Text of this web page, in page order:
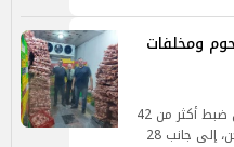
من اللحوم ومخلفات
تمكنت حملات الرقابة بمحافظة الجيزة من ضبط أكثر من 42
طنًا من الأغذية الفاسدة ومخلفات الدواجن، إلى جانب 28